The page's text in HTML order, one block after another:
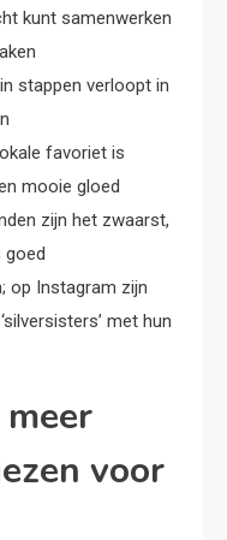
kunt samenwerken
stappen verloopt in
favoriet is
mooie gloed
zijn het zwaarst,
goed
op Instagram zijn
met hun
voor